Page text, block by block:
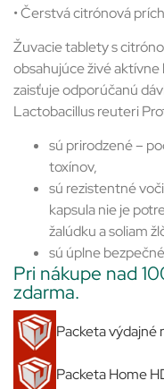
• Čerstvá citrónová
Žuvacie tablety s
obsahujúce živé
zaisťuje odporúčanú
Lactobacillus reuteri
sú prirodzené –
toxínov,
sú rezistentné
kapsula nie je
žalúdku a soliam
sú úplne
Pri nákupe nad
zdarma.
Packeta výdajné
Packeta Home